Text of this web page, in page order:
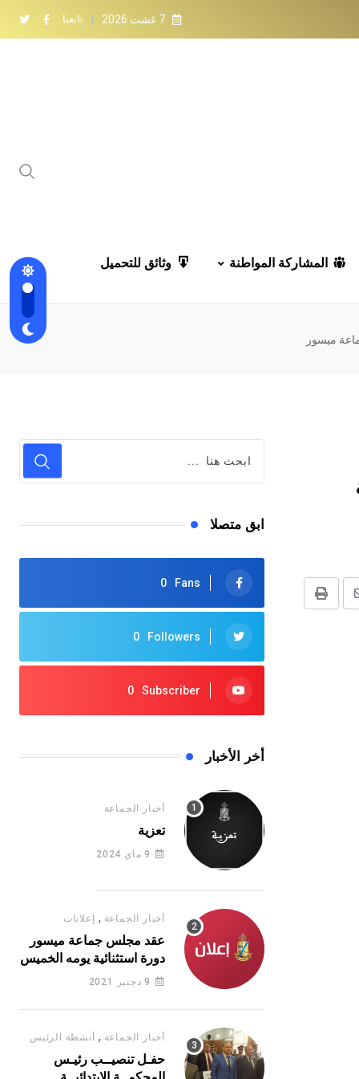
7 غشت 2026 تابعنا :
المشاركة المواطنة وثائق للتحميل
ميسور
طباعة
ابق متصلا
0 Fans
0 Followers
0 Subscriber
أخر الأخبار
أخبار الجماعة
تعزية
9 ماي 2024
أخبار الجماعة , إعلانات
عقد مجلس جماعة ميسور
دورة استثنائية يومه الخميس
16 يونيو 2022 9 دجنبر 2021
أخبار الجماعة , أنشطة الرئيس
حفـل تنصيــب رئيـس